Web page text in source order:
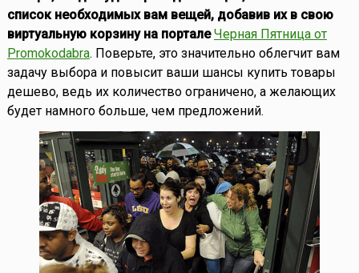
список необходимых вам вещей, добавив их в свою
виртуальную корзину на портале Черная Пятница от
Promokodabra. Поверьте, это значительно облегчит вам
задачу выбора и повысит ваши шансы купить товары
дешево, ведь их количество ограничено, а желающих
будет намного больше, чем предложений.